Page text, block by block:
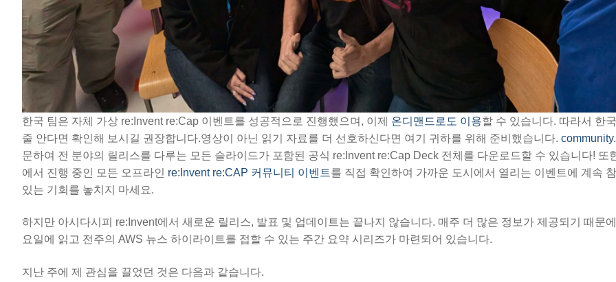
한국 팀은 자체 가상 re:Invent re:Cap 이벤트를 성공적으로 진행했으며, 이제 온디맨드로도 이용할 수 있습니다. 따라서 한
줄 안다면 확인해 보시길 권장합니다.영상이 아닌 읽기 자료를 더 선호하신다면 여기 귀하를 위해 준비했습니다.
문하여 전 분야의 릴리스를 다루는 모든 슬라이드가 포함된 공식 re:Invent re:Cap Deck 전체를 다운로드할 수 있습니다! 또
에서 진행 중인 모든 오프라인 re:Invent re:CAP 커뮤니티 이벤트를 직접 확인하여 가까운 도시에서 열리는 이벤트에 계속
있는 기회를 놓치지 마세요.
하지만 아시다시피 re:Invent에서 새로운 릴리스, 발표 및 업데이트는 끝나지 않습니다. 매주 더 많은 정보가 제공되기 때문
요일에 읽고 전주의 AWS 뉴스 하이라이트를 접할 수 있는 주간 요약 시리즈가 마련되어 있습니다.
지난 주에 제 관심을 끌었던 것은 다음과 같습니다.